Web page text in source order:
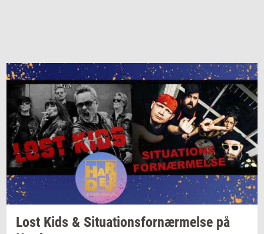
Lost Kids & Si­tu­a­tions­for­nær­mel­se på